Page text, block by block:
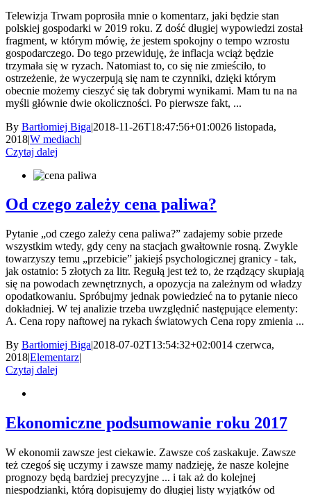
Telewizja Trwam poprosiła mnie o komentarz, jaki będzie stan
polskiej gospodarki w 2019 roku. Z dość długiej wypowiedzi został
fragment, w którym mówię, że jestem spokojny o tempo wzrostu
gospodarczego. Do tego przewiduję, że inflacja wciąż będzie
trzymała się w ryzach. Natomiast to, co się nie zmieściło, to
ostrzeżenie, że wyczerpują się nam te czynniki, dzięki którym
obecnie możemy cieszyć się tak dobrymi wynikami. Mam tu na na
myśli głównie dwie okoliczności. Po pierwsze fakt, ...
By Bartłomiej Biga|2018-11-26T18:47:56+01:0026 listopada,
2018|W mediach|
Czytaj dalej
Od czego zależy cena paliwa?
Pytanie „od czego zależy cena paliwa?” zadajemy sobie przede
wszystkim wtedy, gdy ceny na stacjach gwałtownie rosną. Zwykle
towarzyszy temu „przebicie” jakiejś psychologicznej granicy - tak,
jak ostatnio: 5 złotych za litr. Regułą jest też to, że rządzący skupiają
się na powodach zewnętrznych, a opozycja na zależnym od władzy
opodatkowaniu. Spróbujmy jednak powiedzieć na to pytanie nieco
dokładniej. W tej analizie trzeba uwzględnić następujące elementy:
A. Cena ropy naftowej na rykach światowych Cena ropy zmienia ...
By Bartłomiej Biga|2018-07-02T13:54:32+02:0014 czerwca,
2018|Elementarz|
Czytaj dalej
Ekonomiczne podsumowanie roku 2017
W ekonomii zawsze jest ciekawie. Zawsze coś zaskakuje. Zawsze
też czegoś się uczymy i zawsze mamy nadzieję, że nasze kolejne
prognozy będą bardziej precyzyjne ... i tak aż do kolejnej
niespodzianki, którą dopisujemy do długiej listy wyjątków od